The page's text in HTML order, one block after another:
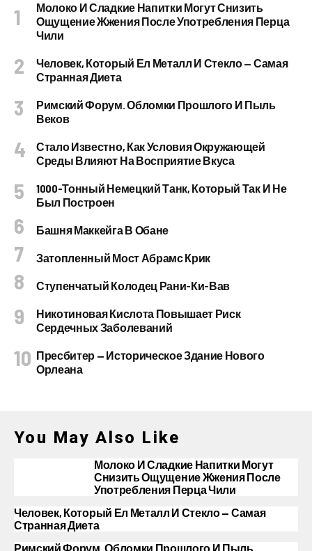
Молоко И Сладкие Напитки Могут Снизить
Ощущение Жжения После Употребления Перца
Чили
Человек, Который Ел Металл И Стекло — Самая
Странная Диета
Римский Форум. Обломки Прошлого И Пыль
Веков
Стало Известно, Как Условия Окружающей
Среды Влияют На Восприятие Вкуса
1000-Тонный Немецкий Танк, Который Так И Не
Был Построен
Башня Маккейга В Обане
Затопленный Мост Абрамс Крик
Ступенчатый Колодец Рани-Ки-Вав
Никотиновая Кислота Повышает Риск
Сердечных Заболеваний
Пресбитер — Историческое Здание Нового
Орлеана
You May Also Like
Молоко И Сладкие Напитки Могут
Снизить Ощущение Жжения После
Употребления Перца Чили
Человек, Который Ел Металл И Стекло — Самая
Странная Диета
Римский Форум. Обломки Прошлого И Пыль